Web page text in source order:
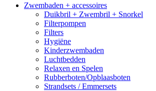
Zwembaden + accessoires
Duikbril + Zwembril + Snorkel
Filterpompen
Filters
Hygiëne
Kinderzwembaden
Luchtbedden
Relaxen en Spelen
Rubberboten/Opblaasboten
Strandsets / Emmersets